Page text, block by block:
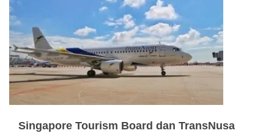
Singapore Tourism Board dan TransNusa